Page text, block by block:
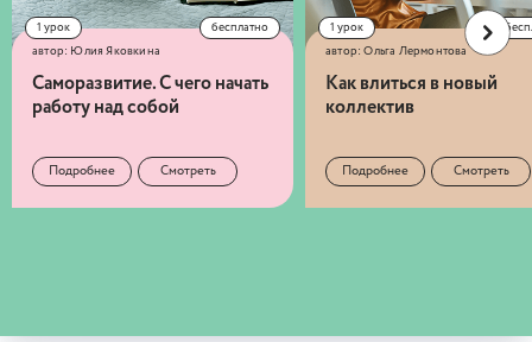
1 урок
бесплатно
автор: Юлия Яковкина
Саморазвитие. С чего начать
работу над собой
Подробнее Смотреть
1 урок
автор:Ольга Лермонтова
Как влиться в новый
коллектив
Подробнее Смотреть